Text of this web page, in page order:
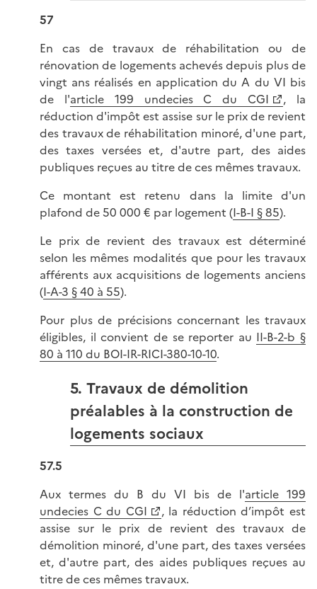
57
En cas de travaux de réhabilitation ou de
rénovation de logements achevés depuis plus de
vingt ans réalisés en application du A du VI bis
de l'article 199 undecies C du CGI
, la
réduction d'impôt est assise sur le prix de revient
des travaux de réhabilitation minoré, d'une part,
des taxes versées et, d'autre part, des aides
publiques reçues au titre de ces mêmes travaux.
Ce montant est retenu dans la limite d'un
plafond de 50 000 € par logement (I-B-I § 85).
Le prix de revient des travaux est déterminé
selon les mêmes modalités que pour les travaux
afférents aux acquisitions de logements anciens
(I-A-3 § 40 à 55).
Pour plus de précisions concernant les travaux
éligibles, il convient de se reporter au II-B-2-b §
80 à 110 du BOI-IR-RICI-380-10-10.
5. Travaux de démolition
préalables à la construction de
logements sociaux
57.5
Aux termes du B du VI bis de l'article 199
undecies C du CGI
, la réduction d’impôt est
assise sur le prix de revient des travaux de
démolition minoré, d'une part, des taxes versées
et, d'autre part, des aides publiques reçues au
titre de ces mêmes travaux.